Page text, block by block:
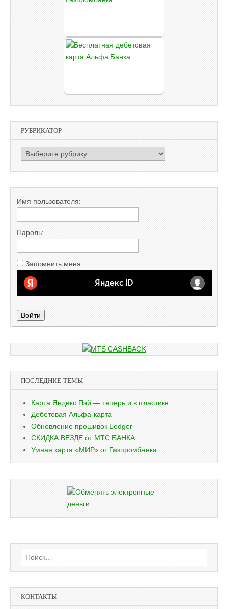
РУБРИКАТОР
РУБРИКАТОР
Имя пользователя:
Пароль:
Запомнить меня
Войти
ПОСЛЕДНИЕ ТЕМЫ
Карта Яндекс Пэй — теперь и в пластике
Дебетовая Альфа-карта
Обновление прошивок Ledger
СКИДКА ВЕЗДЕ от МТС БАНКА
Умная карта «МИР» от Газпромбанка
Найти:
КОНТАКТЫ